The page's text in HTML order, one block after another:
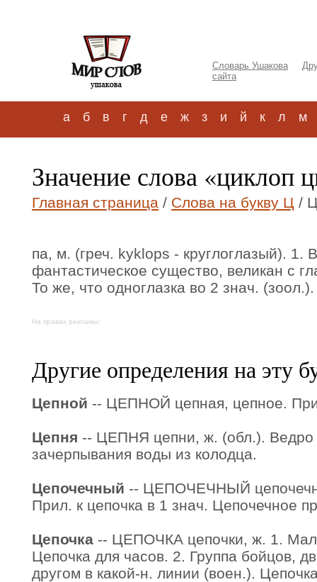
Словарь Ушакова
сайта
а б в г д е ж з и й к л м
Значение слова «циклоп
Главная страница / Слова на букву Ц /
па, м. (греч. kyklops - круглоглазый). 1.
фантастическое существо, великан с
То же, что одноглазка во 2 знач. (зоол.).
На правах рекламы:
Другие определения на эту
Цепной -- ЦЕПНОЙ цепная, цепное.
Цепня -- ЦЕПНЯ цепни, ж. (обл.). Ведро
зачерпывания воды из колодца.
Цепочечный -- ЦЕПОЧЕЧНЫЙ
Прил. к цепочка в 1 знач. Цепочечное
Цепочка -- ЦЕПОЧКА цепочки, ж. 1.
Цепочка для часов. 2. Группа бойцов,
другом в какой-н. линии (воен.).